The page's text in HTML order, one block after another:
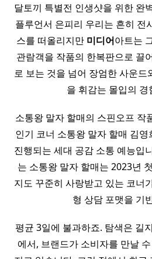
달토끼 특별전 인생샷을 위한 완
플루언서 은피리 우리는 흔히 전
스를 떠올리지만 미디어아트는
관람객을 작품의 한복판으로 끌
로 보는 것을 넘어 장엄한 사운드
을 휘감는 몰입의
소통왕 말자 할매의 스핀오프 작
인기 코너 소통왕 말자 할매 김
진행되는 세대 공감 소통 예능입
는 소통왕 말자 할매는 2023년
지도 꾸준히 사랑받고 있는 코너
형 상담 포맷을 기
평균 3일에 불과하죠. 탐색은 길
에서, 브랜드가 소비자를 만날